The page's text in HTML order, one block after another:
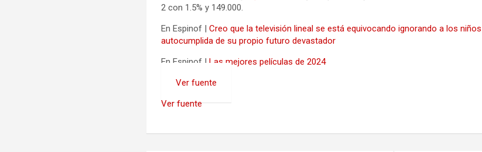
2 con 1.5% y 149.000.
En Espinof |Creo que la televisión lineal se está equivocando ignorando a los
autocumplida de su propio futuro devastador
En Espinof |Las mejores películas de 2024
Ver fuente
Ver fuente